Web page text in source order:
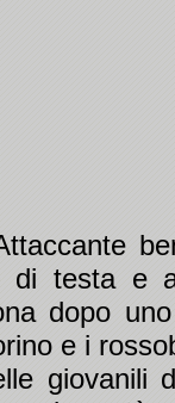
di testa e
dopo
e i
giovanili